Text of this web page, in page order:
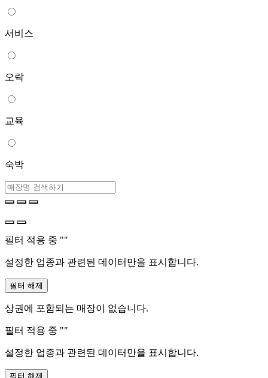
서비스
오락
교육
숙박
필터 적용 중 ""
설정한 업종과 관련된 데이터만을 표시합니다.
필터 해제
상권에 포함되는 매장이 없습니다.
필터 적용 중 ""
설정한 업종과 관련된 데이터만을 표시합니다.
필터 해제